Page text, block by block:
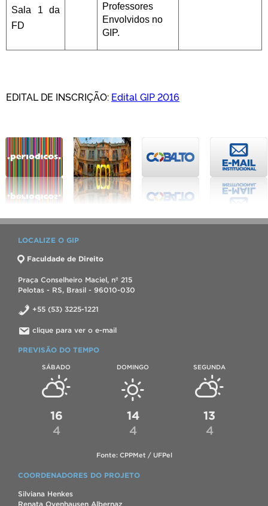
Sala 1 da
FD
Professores
Envolvidos no
GIP.
EDITAL DE INSCRIÇÃO: Edital GIP 2016
LOCALIZE O GIP
Faculdade de Direito
Praça Conselheiro Maciel, nº 215
Pelotas - RS, Brasil - 96010-030
+55 (53) 3225-1221
clique para ver o e-mail
PREVISÃO DO TEMPO
SÁBADO
16
4
DOMINGO
14
4
SEGUNDA
13
4
Fonte: CPPMet / UFPel
COORDENADORES DO PROJETO
Silviana Henkes
Renata Ovenhausen Albernaz